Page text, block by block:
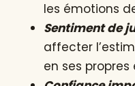
les émotions
Sentiment de
affecter
en ses propres